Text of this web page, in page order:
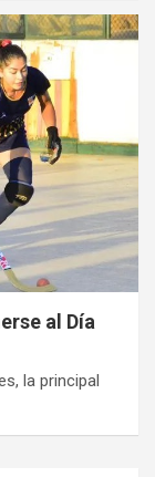
al Día
la principal